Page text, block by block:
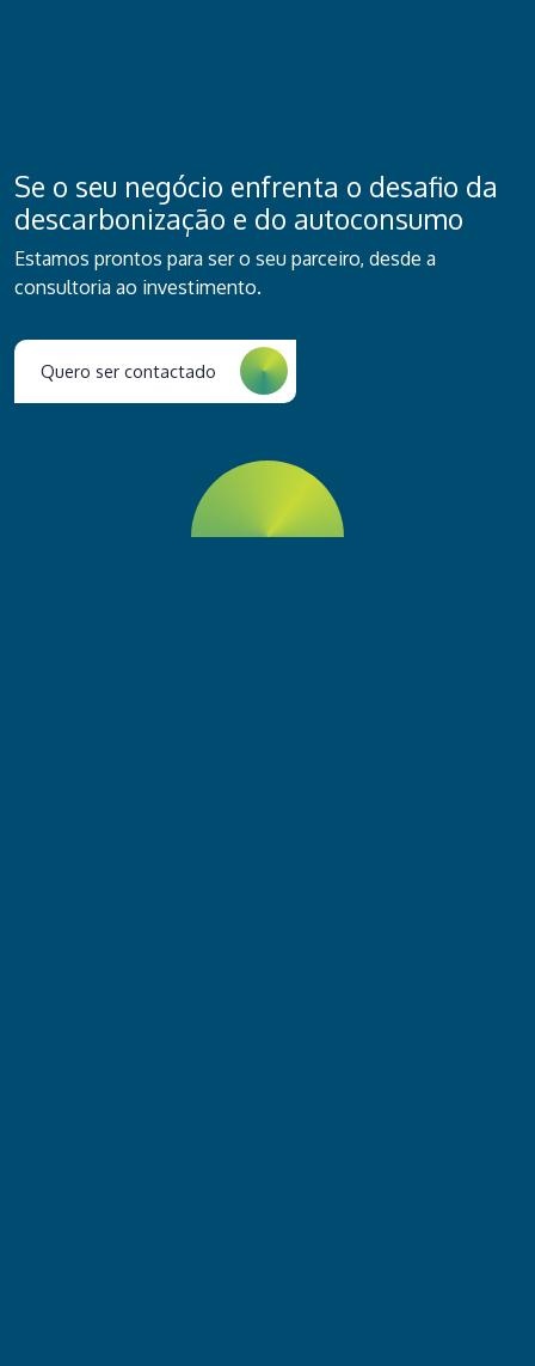
Se o seu negócio enfrenta o desafio da
descarbonização e do autoconsumo
Estamos prontos para ser o seu parceiro, desde a
consultoria ao investimento.
Quero ser contactado